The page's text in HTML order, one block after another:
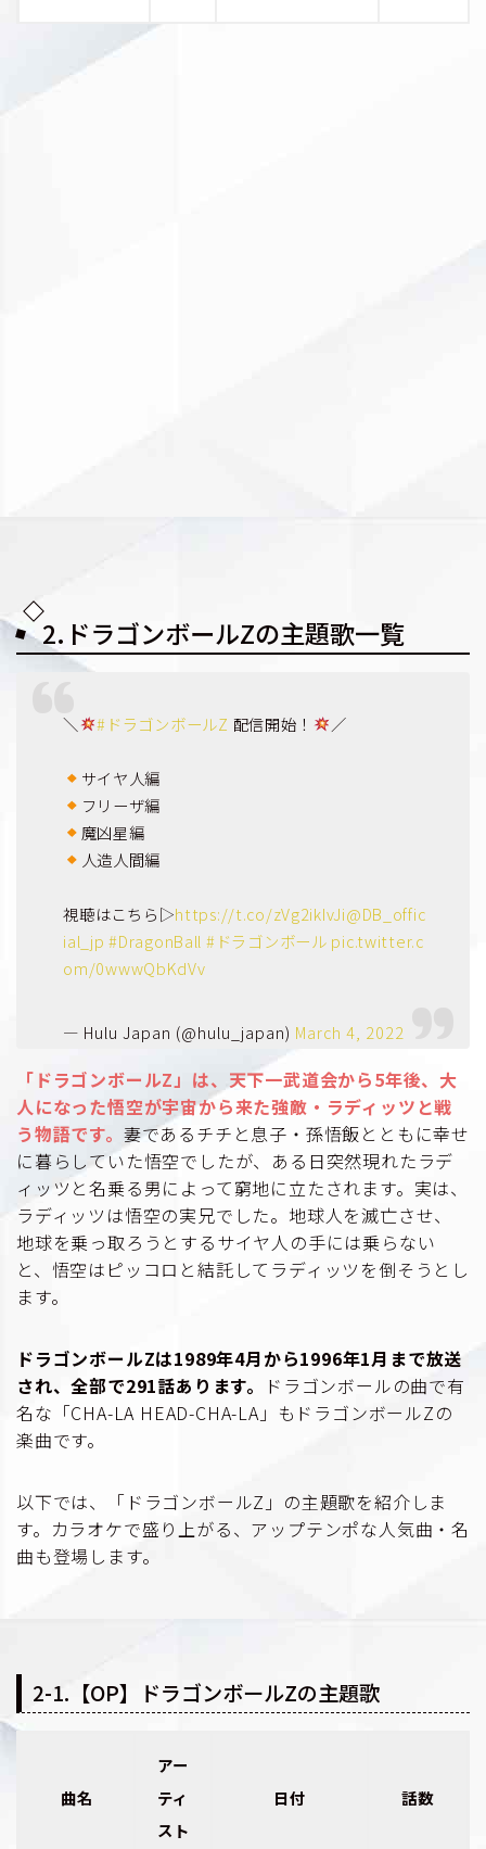
2.ドラゴンボールZの主題歌一覧
＼ #ドラゴンボールZ 配信開始！ ／
サイヤ人編
フリーザ編
魔凶星編
人造人間編
視聴はこちら▷https://t.co/zVg2ikIvJi@DB_offic
ial_jp #DragonBall #ドラゴンボール pic.twitter.c
om/0wwwQbKdVv
— Hulu Japan (@hulu_japan) March 4, 2022
「ドラゴンボールZ」は、天下一武道会から5年後、大
人になった悟空が宇宙から来た強敵・ラディッツと戦
う物語です。 妻であるチチと息子・孫悟飯とともに幸せ
に暮らしていた悟空でしたが、ある日突然現れたラデ
ィッツと名乗る男によって窮地に立たされます。実は、
ラディッツは悟空の実兄でした。地球人を滅亡させ、
地球を乗っ取ろうとするサイヤ人の手には乗らない
と、悟空はピッコロと結託してラディッツを倒そうとし
ます。
ドラゴンボールZは1989年4月から1996年1月まで放送
され、全部で291話あります。
ドラゴンボールの曲で有
名な「CHA-LA HEAD-CHA-LA」もドラゴンボールZの
楽曲です。
以下では、「ドラゴンボールZ」の主題歌を紹介しま
す。カラオケで盛り上がる、アップテンポな人気曲・名
曲も登場します。
2-1.【OP】ドラゴンボールZの主題歌
曲名
アー
ティ
スト
日付 話数